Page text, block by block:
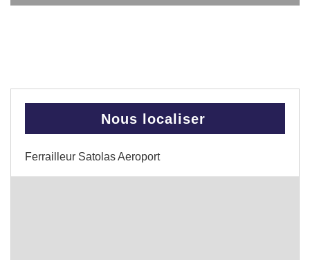
Nous localiser
Ferrailleur Satolas Aeroport